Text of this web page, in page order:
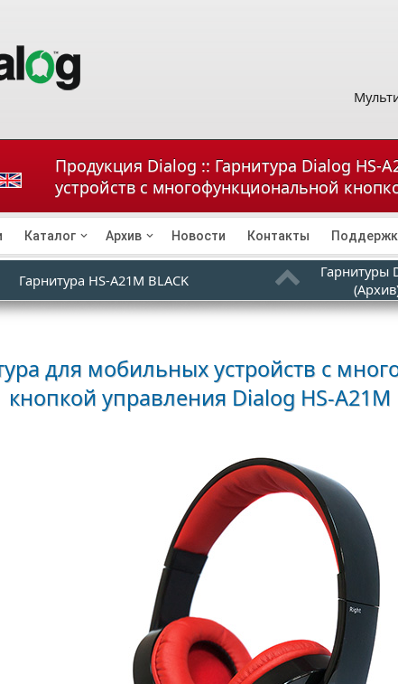
Продукция Dialog :: Гарнитура Dialog HS-
устройств с многофункциональной
Каталог Архив Новости Контакты
Гарнитура HS-A21M BLACK
Гарнитуры
для мобильных устройств с
кнопкой управления Dialog HS-A21M